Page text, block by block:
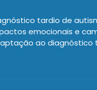
tardio de
emocionais e
ao diagnóstico